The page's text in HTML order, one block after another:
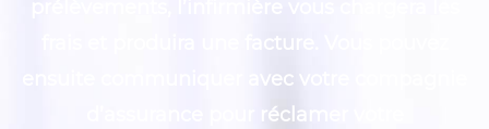
ensuite communiquer avec votre compagnie
d’assurance pour réclamer votre